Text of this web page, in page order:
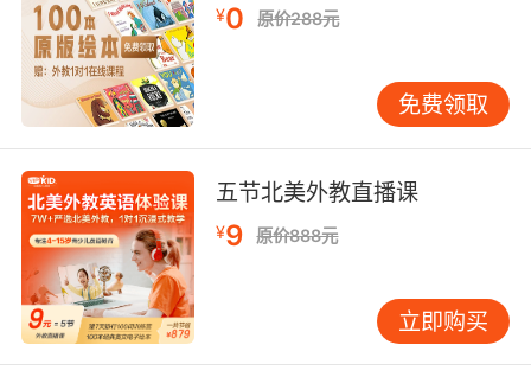
¥0 原价288元
免费领取
五节北美外教直播课
¥9 原价888元
立即购买